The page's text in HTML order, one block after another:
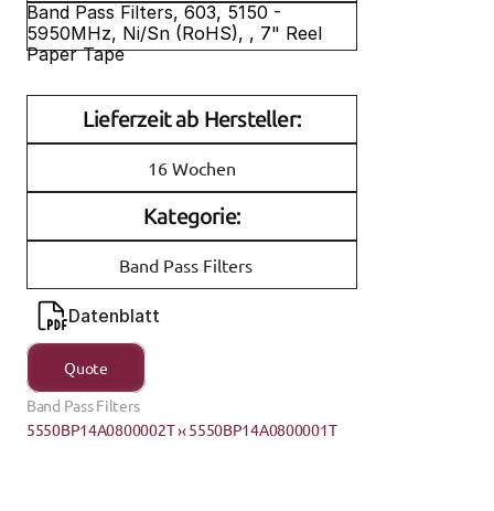
Band Pass Filters, 603, 5150 -
5950MHz, Ni/Sn (RoHS), , 7" Reel
Paper Tape
Lieferzeit ab Hersteller:
16 Wochen
Kategorie:
Band Pass Filters
Datenblatt
Quote
Band Pass Filters
5550BP14A0800002T ›‹ 5550BP14A0800001T